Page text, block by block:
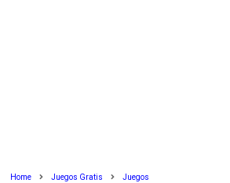
Home Juegos Gratis Juegos